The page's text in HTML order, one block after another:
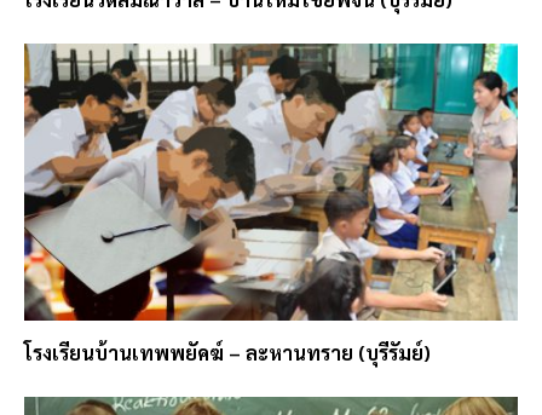
โรงเรียนบ้านเทพพยัคฆ์ – ละหานทราย (บุรีรัมย์)